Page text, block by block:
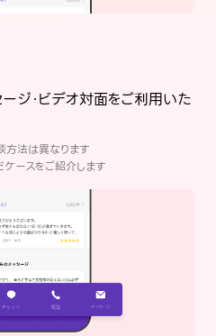
ージ・ビデオ対面をご利用いた
方法は異なります
ケースをご紹介します